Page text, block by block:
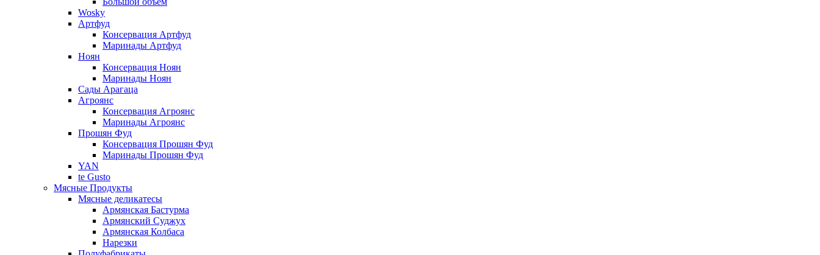
Wosky
Артфуд
Консервация Артфуд
Маринады Артфуд
Ноян
Консервация Ноян
Маринады Ноян
Сады Арагаца
Агроянс
Консервация Агроянс
Маринады Агроянс
Прошян Фуд
Консервация Прошян Фуд
Маринады Прошян Фуд
YAN
te Gusto
Мясные Продукты
Мясные деликатесы
Армянская Бастурма
Армянский Суджух
Армянская Колбаса
Нарезки